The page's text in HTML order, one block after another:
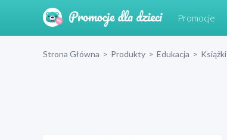
Promocje
Strona Główna > Produkty > Edukacja > Książki